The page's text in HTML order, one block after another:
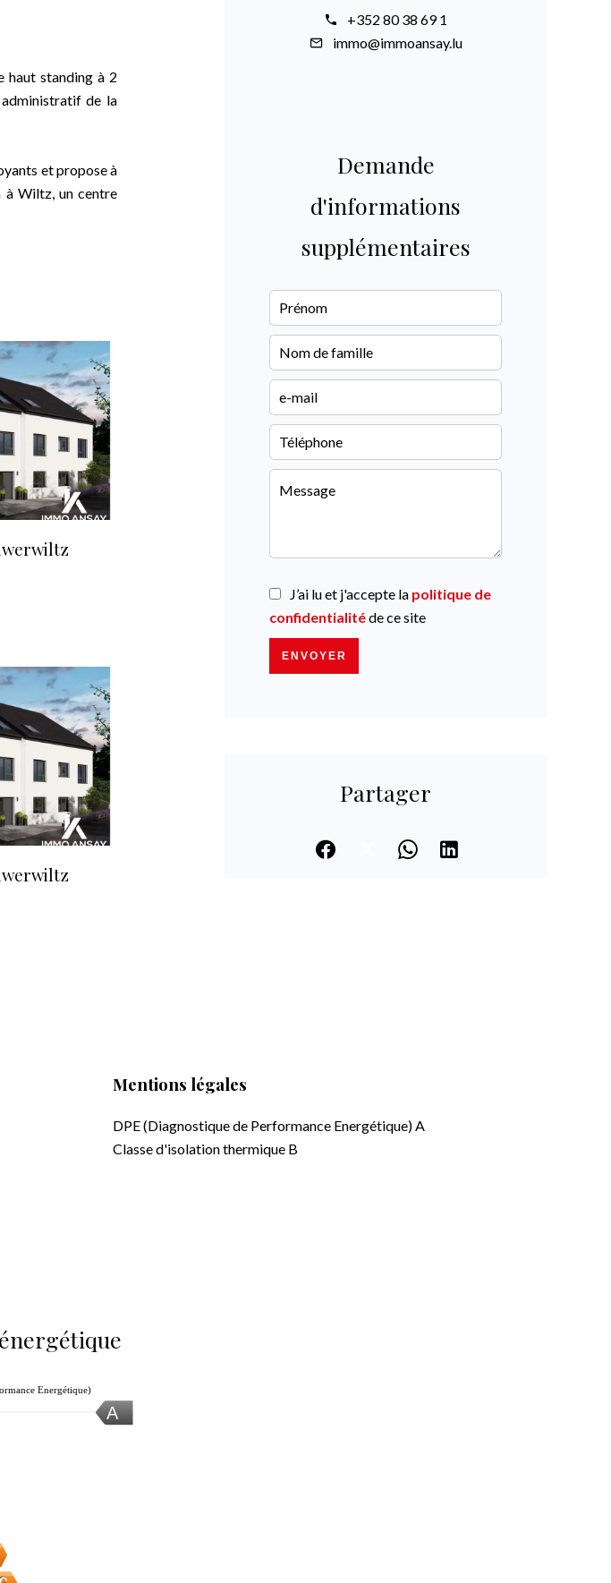
haut standing à 2
de la
et propose à
à Wiltz, un centre
+352 80 38 69 1
immo@immoansay.lu
Demande
d'informations
supplémentaires
J’ai lu et j'accepte la politique de
confidentialitéde ce site
ENVOYER
Partager
Mentions légales
DPE (Diagnostique de Performance Energétique)A
Classe d'isolation thermique B
A
Energétique)